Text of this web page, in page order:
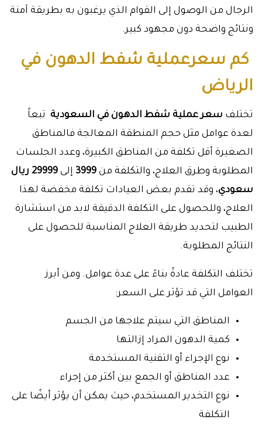
الرجال من الوصول إلى القوام الذي يرغبون به بطريقة آمنة
ونتائج واضحة دون مجهود كبير.
كم سعرعملية شفط الدهون في
الرياض
تختلف سعر عملية شفط الدهون في السعودية تبعاً
لعدة عوامل مثل حجم المنطقة المعالجة فالمناطق
الصغيرة أقل تكلفة من المناطق الكبيرة، وعدد الجلسات
المطلوبة وطرق العلاج، والتكلفة من 3999 إلى 29999 ريال
سعودي، وقد تقدم بعض العيادات تكلفة مخفضة لهذا
العلاج، وللحصول على التكلفة الدقيقة لابد من استشارة
الطبيب لتحديد طريقة العلاج المناسبة للحصول على
النتائج المطلوبة.
تختلف التكلفة عادةً بناءً على عدة عوامل. ومن أبرز
العوامل التي قد تؤثر على السعر:
المناطق التي سيتم علاجها من الجسم
كمية الدهون المراد إزالتها
نوع الإجراء أو التقنية المستخدمة
عدد المناطق أو الجمع بين أكثر من إجراء
نوع التخدير المستخدم، حيث يمكن أن يؤثر أيضًا على
التكلفة